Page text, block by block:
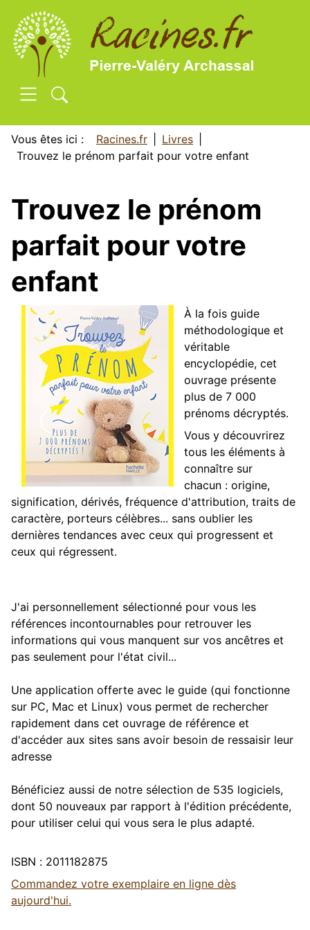
SKIP TO MAIN CONTENT
Vous êtes ici : Racines.fr
Livres
Trouvez le prénom parfait pour votre enfant
Trouvez le prénom
parfait pour votre
enfant
À la fois guide
méthodologique et
véritable
encyclopédie, cet
ouvrage présente
plus de 7 000
prénoms décryptés.
Vous y découvrirez
tous les éléments à
connaître sur
chacun : origine,
signification, dérivés, fréquence d'attribution, traits de
caractère, porteurs célèbres... sans oublier les
dernières tendances avec ceux qui progressent et
ceux qui régressent.
J'ai personnellement sélectionné pour vous les
références incontournables pour retrouver les
informations qui vous manquent sur vos ancêtres et
pas seulement pour l'état civil...
Une application offerte avec le guide (qui fonctionne
sur PC, Mac et Linux) vous permet de rechercher
rapidement dans cet ouvrage de référence et
d'accéder aux sites sans avoir besoin de ressaisir leur
adresse
Bénéficiez aussi de notre sélection de 535 logiciels,
dont 50 nouveaux par rapport à l'édition précédente,
pour utiliser celui qui vous sera le plus adapté.
ISBN : 2011182875
Commandez votre exemplaire en ligne dès
aujourd'hui.